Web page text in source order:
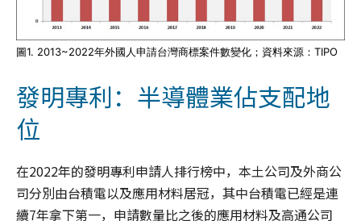
圖1. 2013~2022年外國人申請台灣商標案件數變化；資料來源：TIPO
發明專利：半導體業佔支配地
位
在2022年的發明專利申請人排行榜中，本土公司及外商公
司分別由台積電以及應用材料居冠，其中台積電已經是連
續7年拿下第一，申請數量比之後的應用材料及高通公司